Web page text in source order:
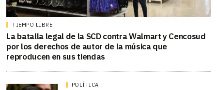
TIEMPO LIBRE
La batalla legal de la SCD contra Walmart y Cencosud
por los derechos de autor de la música que
reproducen en sus tiendas
POLÍTICA